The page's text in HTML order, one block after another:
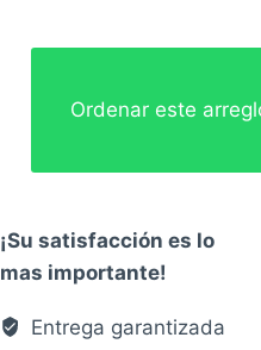
$95.00.
Ordenar este
¡Su satisfacción es lo
mas importante!
Entrega garantizada